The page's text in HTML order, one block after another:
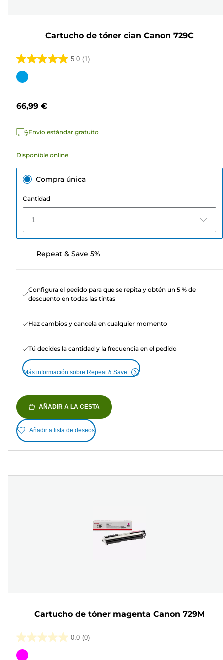
Cartucho de tóner cian Canon 729C
5.0 (1)
5.0
de
1
Cartucho
66,99 €
Envío estándar gratuito
Disponible online
Compra única
Cantidad
1
Repeat & Save 5%
Configura el pedido para que se repita y obtén un 5 % de
descuento en todas las tintas
Haz cambios y cancela en cualquier momento
Tú decides la cantidad y la frecuencia en el pedido
Más información sobre Repeat & Save
AÑADIR A LA CESTA
Añadir a lista de deseos
Cartucho de tóner magenta Canon 729M
0.0 (0)
0.0
de
Cartucho